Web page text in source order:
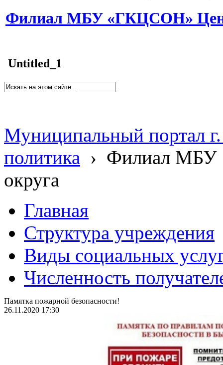
Филиал МБУ «ГКЦСОН»
Untitled_1
Муниципальный портал
политика › Филиал МБУ
округа
Главная
Структура учреждения
Виды социальных
Численность
Памятка пожарной безопасности!
26.11.2020 17:30